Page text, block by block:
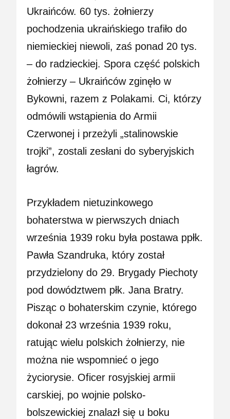
Ukraińców. 60 tys. żołnierzy
pochodzenia ukraińskiego trafiło do
niemieckiej niewoli, zaś ponad 20 tys.
– do radzieckiej. Spora część polskich
żołnierzy – Ukraińców zginęło w
Bykowni, razem z Polakami. Ci, którzy
odmówili wstąpienia do Armii
Czerwonej i przeżyli „stalinowskie
trojki”, zostali zesłani do syberyjskich
łagrów.
Przykładem nietuzinkowego
bohaterstwa w pierwszych dniach
września 1939 roku była postawa ppłk.
Pawła Szandruka, który został
przydzielony do 29. Brygady Piechoty
pod dowództwem płk. Jana Bratry.
Pisząc o bohaterskim czynie, którego
dokonał 23 września 1939 roku,
ratując wielu polskich żołnierzy, nie
można nie wspomnieć o jego
życiorysie. Oficer rosyjskiej armii
carskiej, po wojnie polsko-
bolszewickiej znalazł się u boku